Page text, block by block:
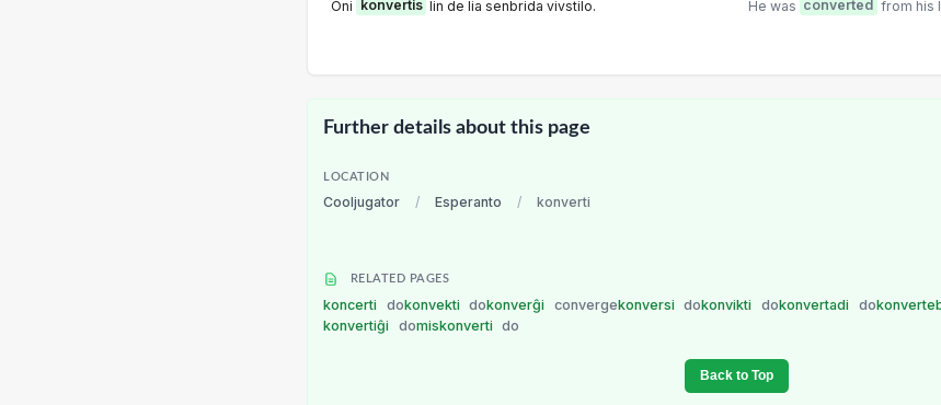
Oni konvertis lin de lia senbrida vivstilo. He was converted from his
Further details about this page
LOCATION
Cooljugator / Esperanto / konverti
RELATED PAGES
koncerti dokonvekti dokonverĝi convergekonversi dokonvikti dokonvertadi do
konvertiĝi
domiskonverti do
Back to Top